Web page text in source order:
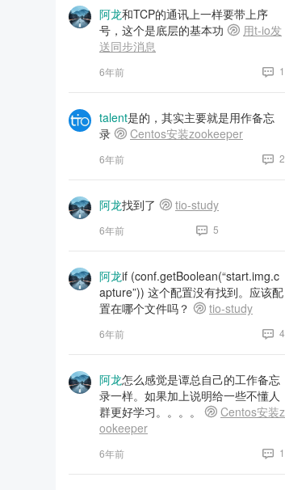
阿龙和TCP的通讯上一样要带上序
号，这个是底层的基本功
用t-io发
送同步消息
6年前 1
talent是的，其实主要就是用作备忘
录
Centos安装zookeeper
6年前 2
阿龙找到了 tio-study
6年前 5
阿龙if (conf.getBoolean(“start.img.c
apture”)) 这个配置没有找到。应该配
置在哪个文件吗？
tio-study
6年前 4
阿龙怎么感觉是谭总自己的工作备忘
录一样。如果加上说明给一些不懂人
群更好学习。。。。
Centos安装z
ookeeper
6年前 1